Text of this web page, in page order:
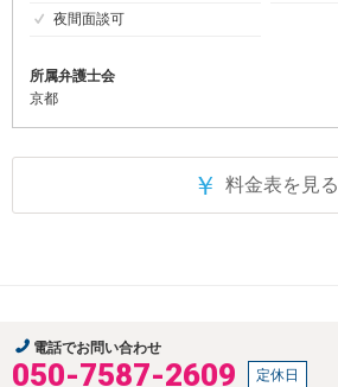
夜間面談可
所属弁護士会
京都
￥ 料金表を見る
電話でお問い合わせ
050-7587-2609 定休日